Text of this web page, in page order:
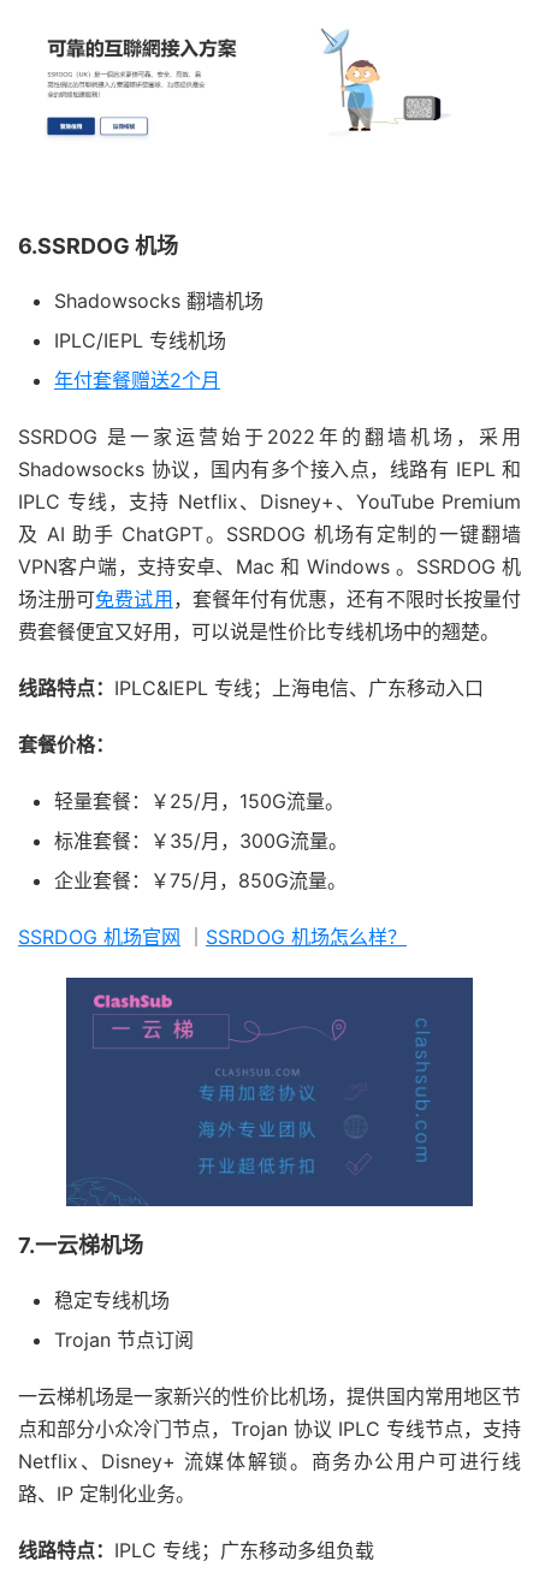
6.SSRDOG 机场
Shadowsocks 翻墙机场
IPLC/IEPL 专线机场
年付套餐赠送2个月
SSRDOG 是一家运营始于2022年的翻墙机场，采用
Shadowsocks 协议，国内有多个接入点，线路有 IEPL 和
IPLC 专线，支持 Netflix、Disney+、YouTube Premium
及 AI 助手 ChatGPT。SSRDOG 机场有定制的一键翻墙
VPN客户端，支持安卓、Mac 和 Windows 。SSRDOG 机
场注册可免费试用 ，套餐年付有优惠，还有不限时长按量付
费套餐便宜又好用，可以说是性价比专线机场中的翘楚。
线路特点： IPLC&IEPL 专线；上海电信、广东移动入口
套餐价格：
轻量套餐：￥25/月，150G流量。
标准套餐：￥35/月，300G流量。
企业套餐：￥75/月，850G流量。
SSRDOG 机场官网 SSRDOG 机场怎么样？
7.一云梯机场
稳定专线机场
Trojan 节点订阅
一云梯机场是一家新兴的性价比机场，提供国内常用地区节
点和部分小众冷门节点，Trojan 协议 IPLC 专线节点，支持
Netflix、Disney+ 流媒体解锁。商务办公用户可进行线
路、IP 定制化业务。
线路特点： IPLC 专线；广东移动多组负载